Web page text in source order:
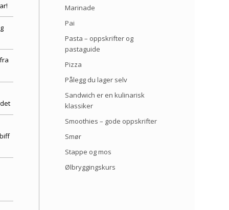
Marinade
Pai
Pasta – oppskrifter og
pastaguide
Pizza
Pålegg du lager selv
Sandwich er en kulinarisk
klassiker
Smoothies – gode oppskrifter
Smør
Stappe og mos
Ølbryggingskurs